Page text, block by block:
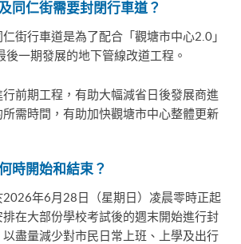
同仁街需要封閉行車道？
街行車道是為了配合「觀塘市中心2.0」
後一期發展的地下管線改道工程。
前期工程，有助大幅減省日後發展商進
需時間，有助加快觀塘市中心整體更新
時開始和結束？
年6月28日（星期日）凌晨零時正起
在大部份學校考試後的週末開始進行封
盡量減少對市民日常上班、上學及出行